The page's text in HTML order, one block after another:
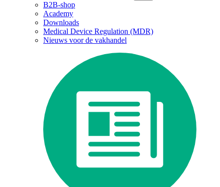
B2B-shop
Academy
Downloads
Medical Device Regulation (MDR)
Nieuws voor de vakhandel